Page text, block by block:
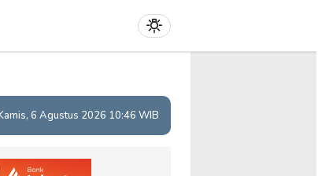
6 Agustus 2026 10:46 WIB